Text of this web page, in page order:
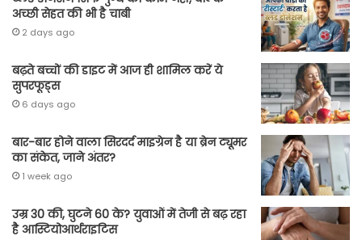
अच्छी सेहत की भी है चाबी
2 days ago
बढ़ते बच्चों की डाइट में आज ही शामिल करें ये
सुपरफूड्स
6 days ago
बार-बार होने वाला सिरदर्द माइग्रेन है या ब्रेन ट्यूमर
का संकेत, जाने अंतर?
1 week ago
उम्र 30 की, घुटने 60 के? युवाओं में तेजी से बढ़ रहा
है आस्टियोआर्थराइटिस